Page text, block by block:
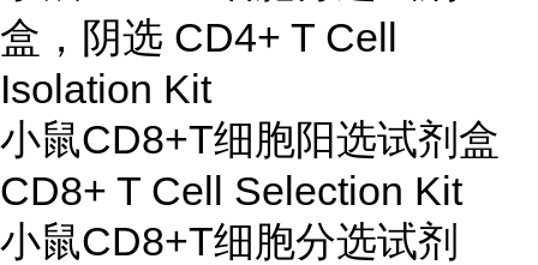
盒，阴选 CD4+ T Cell
Isolation Kit
小鼠CD8+T细胞阳选试剂盒
CD8+ T Cell Selection Kit
小鼠CD8+T细胞分选试剂